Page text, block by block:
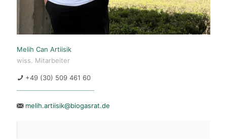
Melih Can Artiisik
wiss. Mitarbeiter
+49 (30) 509 461 60
melih.artiisik@biogasrat.de